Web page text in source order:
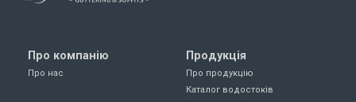
Про компанію
Про нас
Продукція
Про продукцію
Каталог водостоків